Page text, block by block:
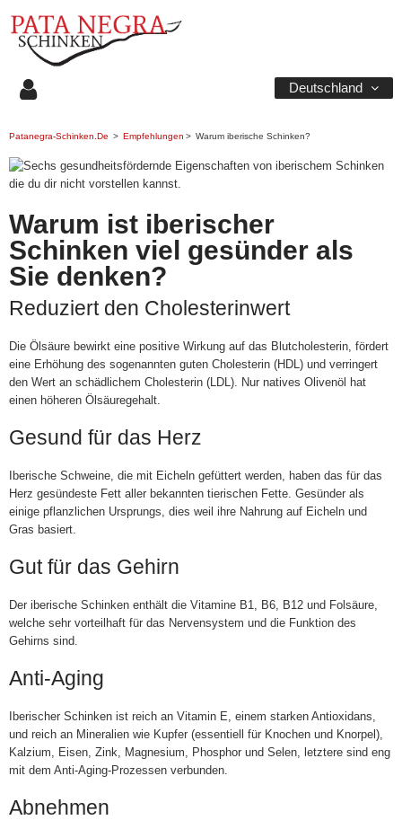
Deutschland
Patanegra-Schinken.de > Empfehlungen > Warum iberische Schinken?
Warum ist iberischer
Schinken viel gesünder als
Sie denken?
Reduziert den Cholesterinwert
Die Ölsäure bewirkt eine positive Wirkung auf das Blutcholesterin, fördert
eine Erhöhung des sogenannten guten Cholesterin (HDL) und verringert
den Wert an schädlichem Cholesterin (LDL). Nur natives Olivenöl hat
einen höheren Ölsäuregehalt.
Gesund für das Herz
Iberische Schweine, die mit Eicheln gefüttert werden, haben das für das
Herz gesündeste Fett aller bekannten tierischen Fette. Gesünder als
einige pflanzlichen Ursprungs, dies weil ihre Nahrung auf Eicheln und
Gras basiert.
Gut für das Gehirn
Der iberische Schinken enthält die Vitamine B1, B6, B12 und Folsäure,
welche sehr vorteilhaft für das Nervensystem und die Funktion des
Gehirns sind.
Anti-Aging
Iberischer Schinken ist reich an Vitamin E, einem starken Antioxidans,
und reich an Mineralien wie Kupfer (essentiell für Knochen und Knorpel),
Kalzium, Eisen, Zink, Magnesium, Phosphor und Selen, letztere sind eng
mit dem Anti-Aging-Prozessen verbunden.
Abnehmen